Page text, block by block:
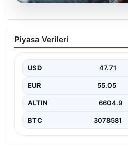
Emekliye ÖTV’siz
yasa çıkacak mı?
Piyasa Verileri
USD 47.71
EUR 55.05
ALTIN 6604.9
BTC 3078581